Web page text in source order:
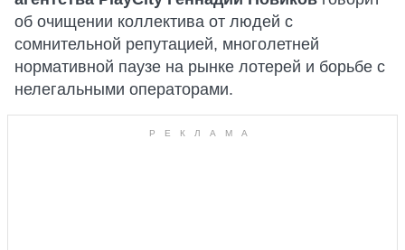
об очищении коллектива от людей с
сомнительной репутацией, многолетней
нормативной паузе на рынке лотерей и борьбе с
нелегальными операторами.